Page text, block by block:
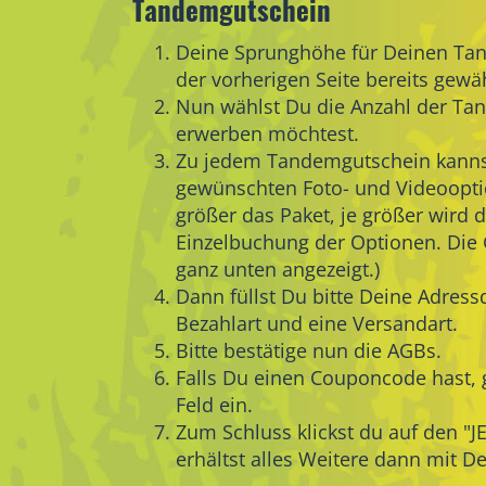
Tandemgutschein
Deine Sprunghöhe für Deinen
der vorherigen Seite bereits
Nun wählst Du die Anzahl der
erwerben möchtest.
Zu jedem Tandemgutschein
gewünschten Foto- und
größer das Paket, je größer wird
Einzelbuchung der Optionen.
ganz unten angezeigt.)
Dann füllst Du bitte Deine
Bezahlart und eine Versandart.
Bitte bestätige nun die AGBs.
Falls Du einen Couponcode
Feld ein.
Zum Schluss klickst du auf den
erhältst alles Weitere dann mit